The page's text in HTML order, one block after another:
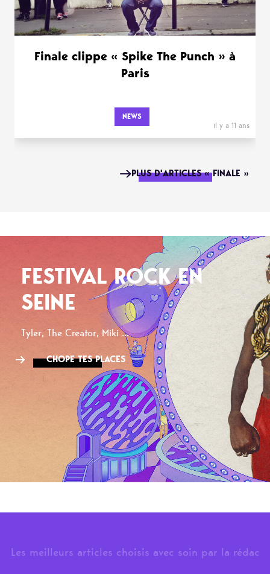
Finale clippe « Spike The Punch » à
Paris
NEWS
il y a 11 ans
PLUS D'ARTICLES « FINALE »
FESTIVAL ROCK EN
SEINE
Tyler, The Creator, Miki ...
CHOPE TES PLACES
Les meilleurs articles choisis avec soin par la rédac